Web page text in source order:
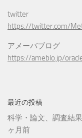
twitter
https://twitter.com/
アメーバブログ
https://ameblo.jp/
最近の投稿
科学・論文、調査結
ヶ月前